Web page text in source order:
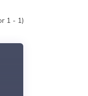
1 - 1)